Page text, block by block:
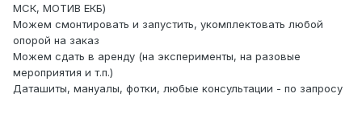
МСК, МОТИВ ЕКБ)
Можем смонтировать и запустить, укомплектовать любой
опорой на заказ
Можем сдать в аренду (на эксперименты, на разовые
мероприятия и т.п.)
Даташиты, мануалы, фотки, любые консультации - по запросу